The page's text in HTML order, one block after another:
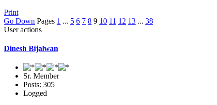
Print
Go Down Pages 1 ... 5 6 7 8 9 10 11 12 13 ... 38
User actions
Dinesh Bijalwan
Sr. Member
Posts: 305
Logged